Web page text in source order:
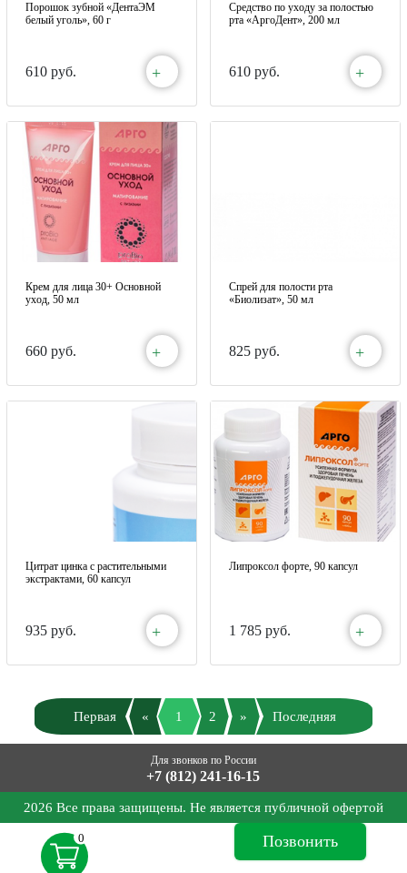
Порошок зубной «ДентаЭМ
белый уголь», 60 г
610 руб. +
Средство по уходу за полостью
рта «АргоДент», 200 мл
610 руб. +
Крем для лица 30+ Основной
уход, 50 мл
660 руб. +
Спрей для полости рта
«Биолизат», 50 мл
825 руб. +
Цитрат цинка с растительными
экстрактами, 60 капсул
935 руб. +
Липроксол форте, 90 капсул
1 785 руб. +
Первая « 1 2 » Последняя
Для звонков по России
+7 (812) 241-16-15
2026 Все права защищены. Не является публичной офертой
Позвонить
0